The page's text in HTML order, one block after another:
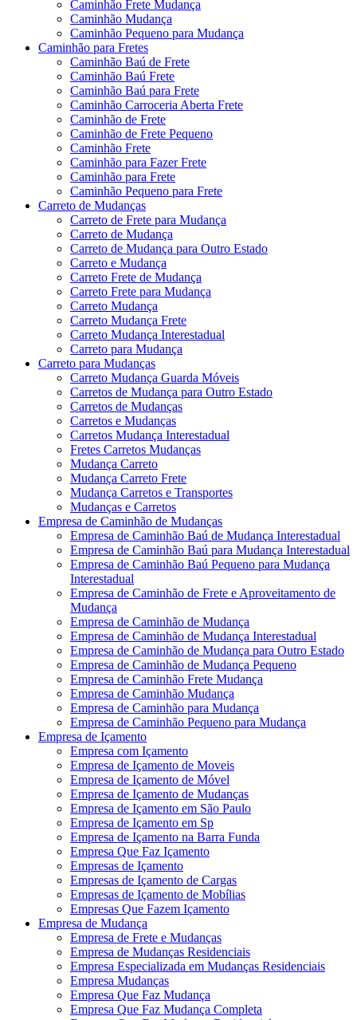
Caminhão Frete Mudança
Caminhão Mudança
Caminhão Pequeno para Mudança
Caminhão para Fretes
Caminhão Baú de Frete
Caminhão Baú Frete
Caminhão Baú para Frete
Caminhão Carroceria Aberta Frete
Caminhão de Frete
Caminhão de Frete Pequeno
Caminhão Frete
Caminhão para Fazer Frete
Caminhão para Frete
Caminhão Pequeno para Frete
Carreto de Mudanças
Carreto de Frete para Mudança
Carreto de Mudança
Carreto de Mudança para Outro Estado
Carreto e Mudança
Carreto Frete de Mudança
Carreto Frete para Mudança
Carreto Mudança
Carreto Mudança Frete
Carreto Mudança Interestadual
Carreto para Mudança
Carreto para Mudanças
Carreto Mudança Guarda Móveis
Carretos de Mudança para Outro Estado
Carretos de Mudanças
Carretos e Mudanças
Carretos Mudança Interestadual
Fretes Carretos Mudanças
Mudança Carreto
Mudança Carreto Frete
Mudança Carretos e Transportes
Mudanças e Carretos
Empresa de Caminhão de Mudanças
Empresa de Caminhão Baú de Mudança Interestadual
Empresa de Caminhão Baú para Mudança Interestadual
Empresa de Caminhão Baú Pequeno para Mudança
Interestadual
Empresa de Caminhão de Frete e Aproveitamento de
Mudança
Empresa de Caminhão de Mudança
Empresa de Caminhão de Mudança Interestadual
Empresa de Caminhão de Mudança para Outro Estado
Empresa de Caminhão de Mudança Pequeno
Empresa de Caminhão Frete Mudança
Empresa de Caminhão Mudança
Empresa de Caminhão para Mudança
Empresa de Caminhão Pequeno para Mudança
Empresa de Içamento
Empresa com Içamento
Empresa de Içamento de Moveis
Empresa de Içamento de Móvel
Empresa de Içamento de Mudanças
Empresa de Içamento em São Paulo
Empresa de Içamento em Sp
Empresa de Içamento na Barra Funda
Empresa Que Faz Içamento
Empresas de Içamento
Empresas de Içamento de Cargas
Empresas de Içamento de Mobílias
Empresas Que Fazem Içamento
Empresa de Mudança
Empresa de Frete e Mudanças
Empresa de Mudanças Residenciais
Empresa Especializada em Mudanças Residenciais
Empresa Mudanças
Empresa Que Faz Mudança
Empresa Que Faz Mudança Completa